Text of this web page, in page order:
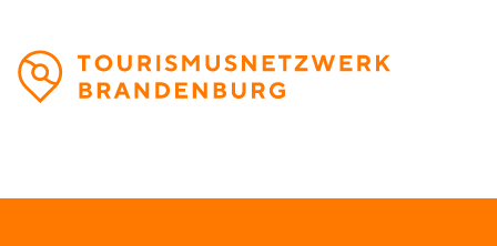
Direkt
zum
Inhalt